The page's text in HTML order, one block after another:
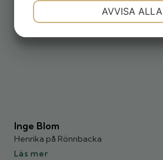
Inge Blom
Henrika på Rönnbacka
Läs mer
AVVISA ALLA